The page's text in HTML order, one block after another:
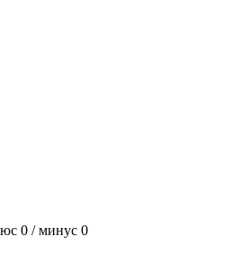
0 / минус 0